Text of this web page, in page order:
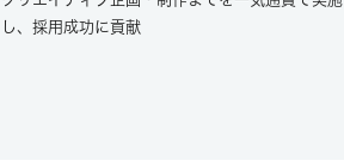
し、採用成功に貢献